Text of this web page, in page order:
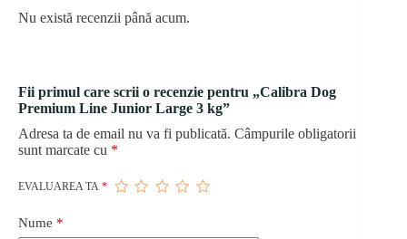
Nu există recenzii până acum.
Fii primul care scrii o recenzie pentru „Calibra Dog
Premium Line Junior Large 3 kg”
Adresa ta de email nu va fi publicată. Câmpurile obligatorii
sunt marcate cu *
EVALUAREA TA *
Nume *